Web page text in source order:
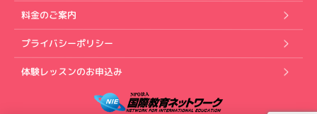
料金のご案内
プライバシーポリシー
体験レッスンのお申込み